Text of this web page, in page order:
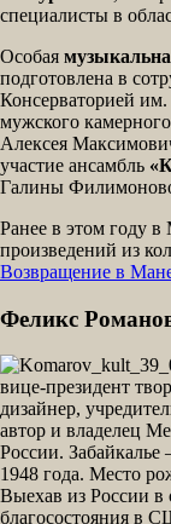
специалисты в
Особая
подготовлена в
Консерваторией
мужского
Алексея
участие ансамбль
Галины
Ранее в этом году
произведений из
Возвращение в
Феликс
вице-президент
дизайнер,
автор и владелец
России.
1948 года. Место
Выехав из России в
благосостояния в